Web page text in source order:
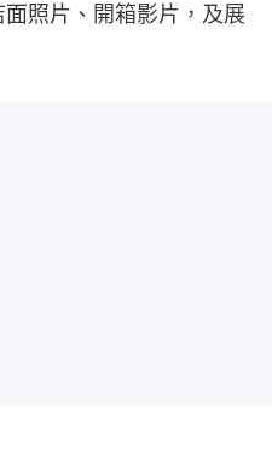
照片、開箱影片，及展